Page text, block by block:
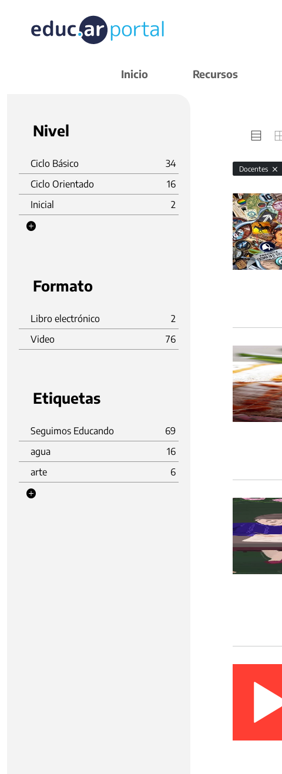
Inicio Recursos
Nivel
Ciclo Básico
34
Ciclo Orientado
16
Inicial
2
Formato
Libro electrónico
2
Video
76
Etiquetas
Seguimos Educando
69
agua
16
arte
6
Docentes